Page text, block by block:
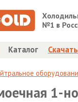
№1 в
Каталог
1-